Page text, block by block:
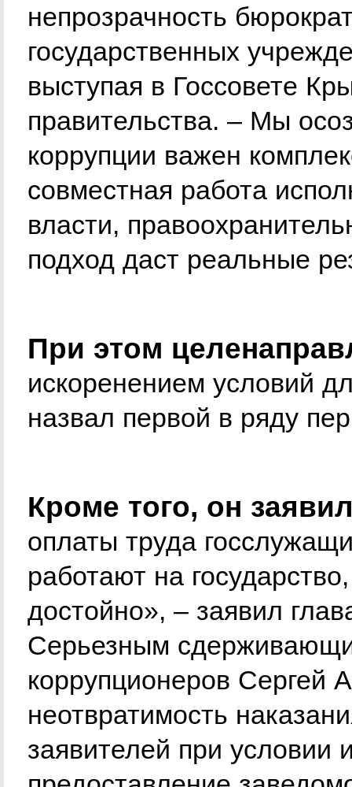
непрозрачность
государственных
выступая в Госсовете
правительства. – Мы
коррупции важен
совместная работа
власти,
подход даст реальные
При этом
искоренением условий
назвал первой в ряду
Кроме того, он
оплаты труда
работают на
достойно», – заявил
Серьезным
коррупционеров Сергей
неотвратимость
заявителей при условии